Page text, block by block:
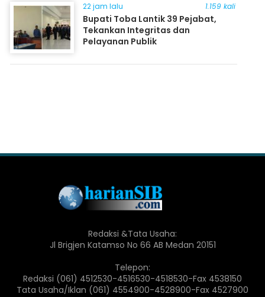
22 jam lalu 1.159 kali
Bupati Toba Lantik 39 Pejabat,
Tekankan Integritas dan
Pelayanan Publik
Redaksi &Tata Usaha:
Jl Brigjen Katamso No 66 AB Medan 20151
Telepon:
Redaksi (061) 4512530-4516530-4518530-Fax 4538150
Tata Usaha/Iklan (061) 4554900-4528900-Fax 4527900